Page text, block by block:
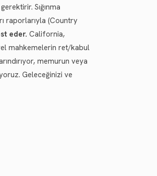
Sığınma
raporlarıyla (Country
eder. California,
mahkemelerin ret/kabul
memurun veya
Geleceğinizi ve